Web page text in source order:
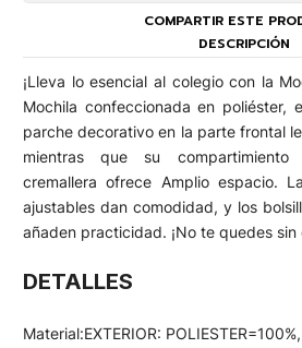
COMPARTIR ESTE
DESCRIPCIÓN
¡Lleva lo esencial al colegio con la
Mochila confeccionada en poliéster,
parche decorativo en la parte frontal
mientras que su
cremallera ofrece Amplio espacio.
ajustables dan comodidad, y los
añaden practicidad. ¡No te quedes sin
DETALLES
Material:EXTERIOR: